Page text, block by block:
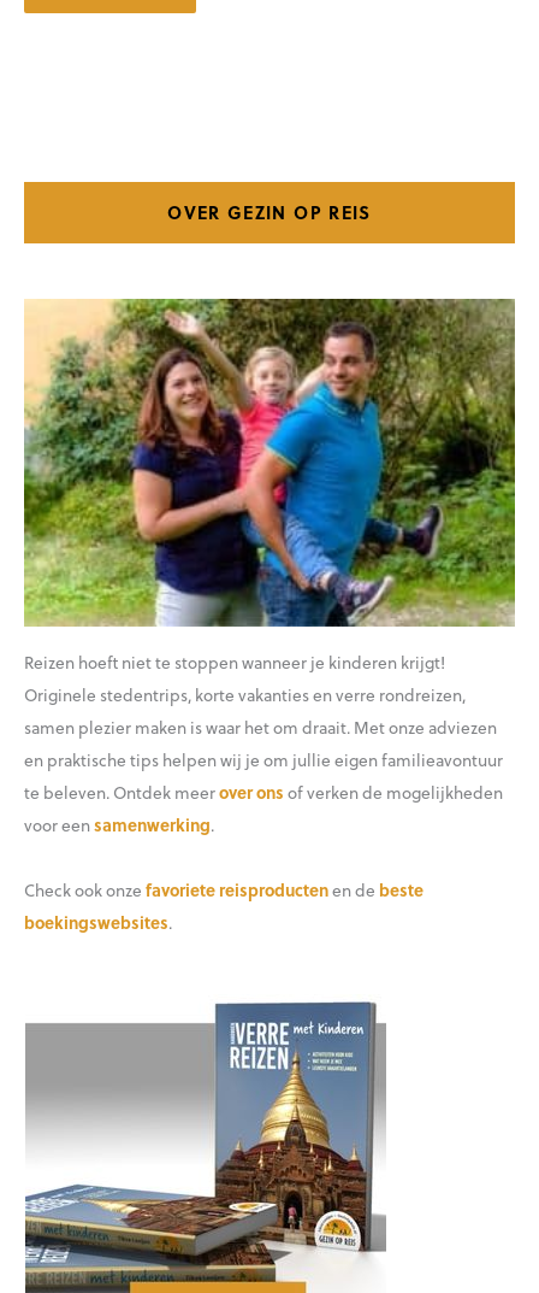
OVER GEZIN OP REIS
Reizen hoeft niet te stoppen wanneer je kinderen krijgt!
Originele stedentrips, korte vakanties en verre rondreizen,
samen plezier maken is waar het om draait. Met onze adviezen
en praktische tips helpen wij je om jullie eigen familieavontuur
te beleven. Ontdek meerover onsof verken de mogelijkheden
voor eensamenwerking.
Check ook onzefavoriete reisproductenen de beste
boekingswebsites.